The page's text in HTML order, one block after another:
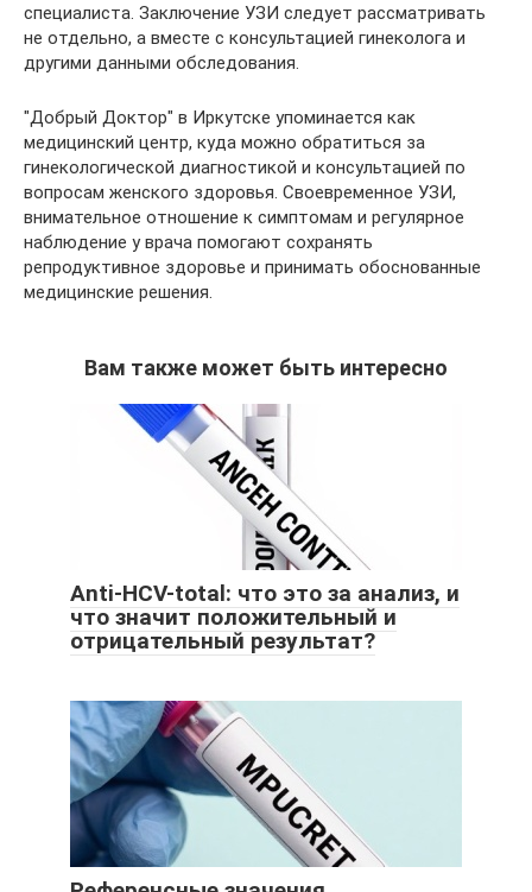
специалиста. Заключение УЗИ следует рассматривать
не отдельно, а вместе с консультацией гинеколога и
другими данными обследования.
"Добрый Доктор" в Иркутске упоминается как
медицинский центр, куда можно обратиться за
гинекологической диагностикой и консультацией по
вопросам женского здоровья. Своевременное УЗИ,
внимательное отношение к симптомам и регулярное
наблюдение у врача помогают сохранять
репродуктивное здоровье и принимать обоснованные
медицинские решения.
Вам также может быть интересно
Anti-HCV-total: что это за анализ, и
что значит положительный и
отрицательный результат?